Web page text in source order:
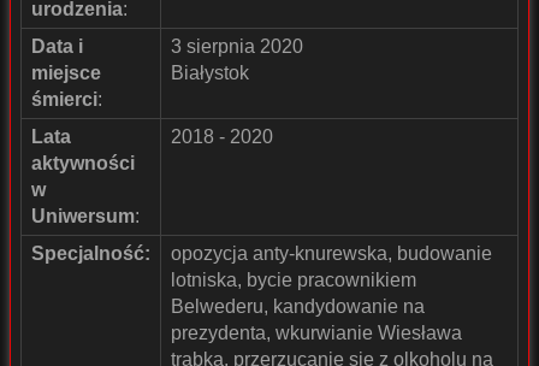
urodzenia:
Data i
miejsce
śmierci:
3 sierpnia 2020
Białystok
Lata
aktywności
w
Uniwersum:
2018 - 2020
Specjalność:
opozycja anty-knurewska, budowanie
lotniska, bycie pracownikiem
Belwederu, kandydowanie na
prezydenta, wkurwianie Wiesława
trąbką, przerzucanie się z olkoholu na